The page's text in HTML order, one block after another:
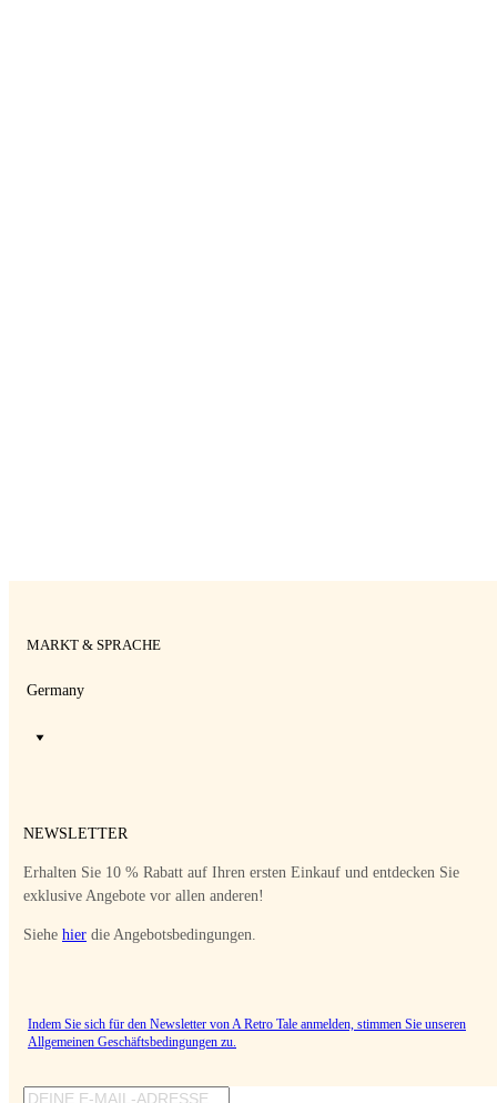
MARKT & SPRACHE
Germany
NEWSLETTER
Erhalten Sie 10 % Rabatt auf Ihren ersten Einkauf und entdecken Sie
exklusive Angebote vor allen anderen!
Siehe hier die Angebotsbedingungen.
Indem Sie sich für den Newsletter von A Retro Tale anmelden, stimmen Sie unseren
Allgemeinen Geschäftsbedingungen zu.